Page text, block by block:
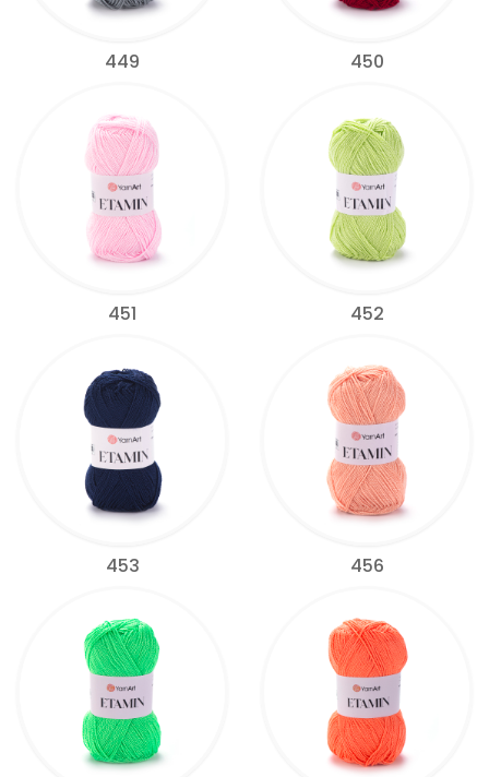
449 450
451 452
453 456